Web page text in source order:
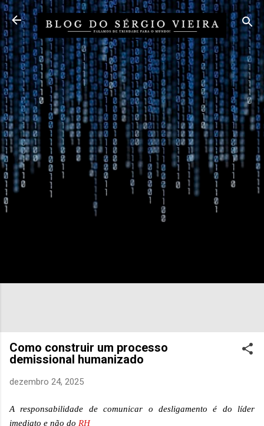
Pular para o conteúdo principal
Como construir um processo
demissional humanizado
dezembro 24, 2025
A responsabilidade de comunicar o desligamento é do líder
imediato e não do RH